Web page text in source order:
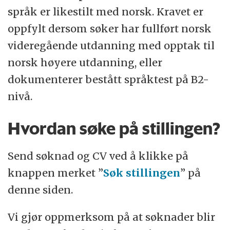
språk er likestilt med norsk. Kravet er
oppfylt dersom søker har fullført norsk
videregående utdanning med opptak til
norsk høyere utdanning, eller
dokumenterer bestått språktest på B2-
nivå.
Hvordan søke på stillingen?
Send søknad og CV ved å klikke på
knappen merket ”Søk stillingen” på
denne siden.
Vi gjør oppmerksom på at søknader blir